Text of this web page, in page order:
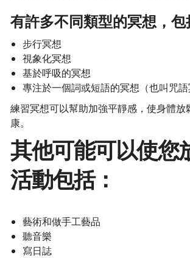
有許多不同類型的冥想，包
步行冥想
視象化冥想
基於呼吸的冥想
專注於一個詞或短語的冥想（也叫咒語
練習冥想可以幫助加強平靜感，使身體放
康。
其他可能可以使您
活動包括：
藝術和做手工藝品
聽音樂
寫日誌